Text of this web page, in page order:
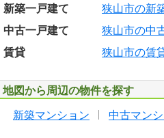
新築一戸建て
狭山市の新
中古一戸建て
狭山市の中
賃貸
狭山市の賃
地図から周辺の物件を探す
新築マンション 中古マン